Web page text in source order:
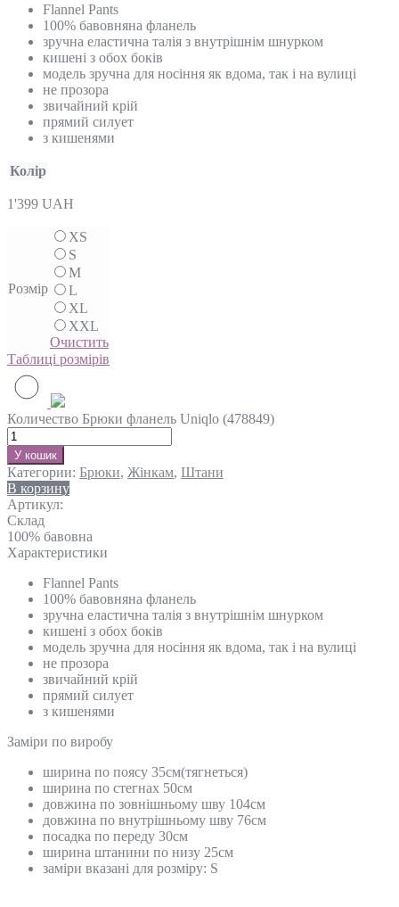
Flannel Pants
100% бавовняна фланель
зручна еластична талія з внутрішнім шнурком
кишені з обох боків
модель зручна для носіння як вдома, так і на вулиці
не прозора
звичайний крій
прямий силует
з кишенями
Колір
1'399 UAH
Розмір
XS
S
M
L
XL
XXL
Очистить
Таблиці розмірів
Количество Брюки фланель Uniqlo (478849)
У кошик
Категории: Брюки, Жінкам, Штани
В корзину
Артикул:
Склад
100% бавовна
Характеристики
Flannel Pants
100% бавовняна фланель
зручна еластична талія з внутрішнім шнурком
кишені з обох боків
модель зручна для носіння як вдома, так і на вулиці
не прозора
звичайний крій
прямий силует
з кишенями
Замiри по виробу
ширина по поясу 35см(тягнеться)
ширина по стегнах 50см
довжина по зовнішньому шву 104см
довжина по внутрішньому шву 76см
посадка по переду 30см
ширина штанини по низу 25см
заміри вказані для розміру: S